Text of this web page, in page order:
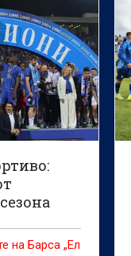
на Барса „Ел